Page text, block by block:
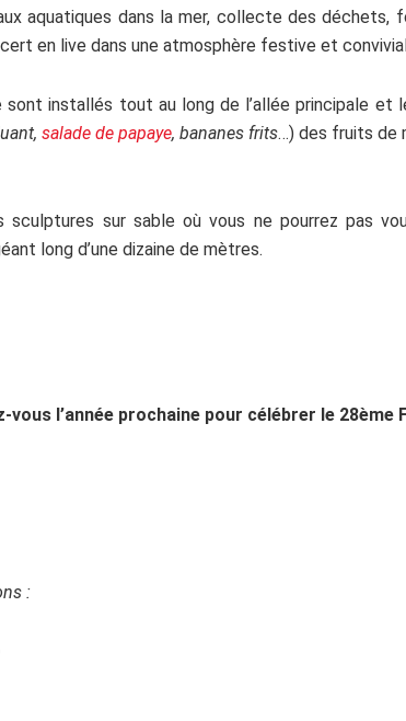
aquatiques dans la mer, collecte des
en live dans une atmosphère festive et
sont installés tout au long de l’allée principale
salade de papaye, bananes frits…) des fruits de
sculptures sur sable où vous ne pourrez pas
long d’une dizaine de mètres.
vous l’année prochaine pour célébrer le 28ème
: